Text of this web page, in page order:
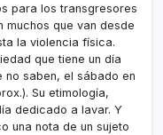
para los transgresores
que van desde
la violencia fí­sica.
que tiene un dí­a
no saben, el sábado en
Su etimologí­a,
dedicado a lavar. Y
una nota de un sujeto